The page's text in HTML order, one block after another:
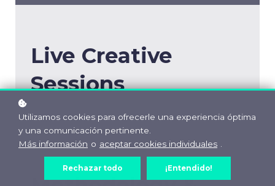
Live Creative
Sessions
Utilizamos cookies para ofrecerle una experiencia óptima
y una comunicación pertinente.
Más información o aceptar cookies individuales
Rechazar todo ¡Entendido!